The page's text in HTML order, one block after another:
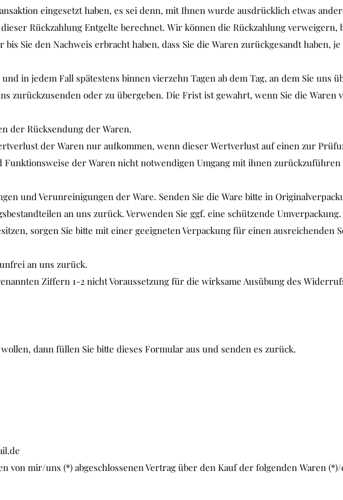
eingesetzt haben, es sei denn, mit Ihnen wurde ausdrücklich etwas
Rückzahlung Entgelte berechnet. Wir können die Rückzahlung verweigern,
Sie den Nachweis erbracht haben, dass Sie die Waren zurückgesandt haben,
in jedem Fall spätestens binnen vierzehn Tagen ab dem Tag, an dem Sie uns
zurückzusenden oder zu übergeben. Die Frist ist gewahrt, wenn Sie die Waren
der Rücksendung der Waren.
der Waren nur aufkommen, wenn dieser Wertverlust auf einen zur
Funktionsweise der Waren nicht notwendigen Umgang mit ihnen zurückzuführen
und Verunreinigungen der Ware. Senden Sie die Ware bitte in
an uns zurück. Verwenden Sie ggf. eine schützende Umverpackung.
sorgen Sie bitte mit einer geeigneten Verpackung für einen ausreichenden
an uns zurück.
Ziffern 1-2 nicht Voraussetzung für die wirksame Ausübung des
dann füllen Sie bitte dieses Formular aus und senden es zurück.
von mir/uns (*) abgeschlossenen Vertrag über den Kauf der folgenden Waren